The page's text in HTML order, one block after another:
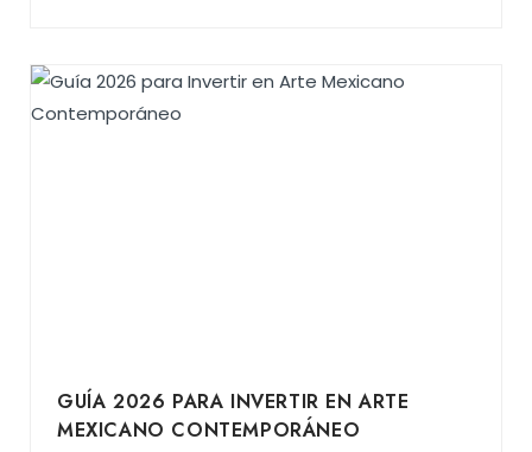
GUÍA 2026 PARA INVERTIR EN ARTE
MEXICANO CONTEMPORÁNEO